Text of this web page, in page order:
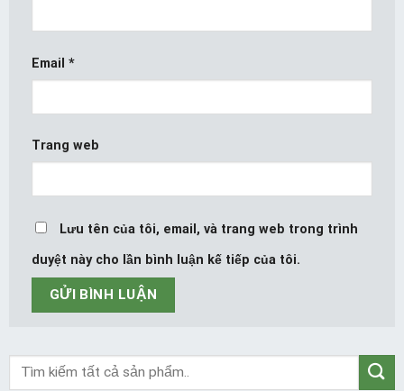
Email *
Trang web
Lưu tên của tôi, email, và trang web trong trình
duyệt này cho lần bình luận kế tiếp của tôi.